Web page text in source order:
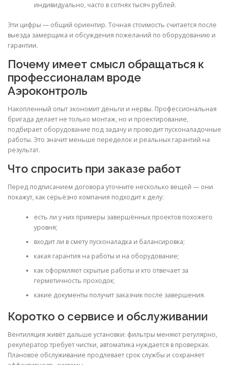
индивидуально, часто в сотнях тысяч рублей.
Эти цифры — общий ориентир. Точная стоимость считается после
выезда замерщика и обсуждения пожеланий по оборудованию и
гарантии.
Почему имеет смысл обращаться к
профессионалам вроде
Аэроконтроль
Накопленный опыт экономит деньги и нервы. Профессиональная
бригада делает не только монтаж, но и проектирование,
подбирает оборудование под задачу и проводит пусконаладочные
работы. Это значит меньше переделок и реальных гарантий на
результат.
Что спросить при заказе работ
Перед подписанием договора уточните несколько вещей — они
покажут, как серьёзно компания подходит к делу:
есть ли у них примеры завершённых проектов похожего
уровня;
входит ли в смету пусконаладка и балансировка;
какая гарантия на работы и на оборудование;
как оформляют скрытые работы и кто отвечает за
герметичность проходок;
какие документы получит заказчик после завершения.
Коротко о сервисе и обслуживании
Вентиляция живёт дальше установки: фильтры меняют регулярно,
рекуператор требует чистки, автоматика нуждается в проверках.
Плановое обслуживание продлевает срок службы и сохраняет